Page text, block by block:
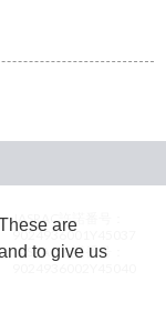
JASRAC許諾番号：
9024936001Y45037
JASRAC許諾番号：
are
to give us